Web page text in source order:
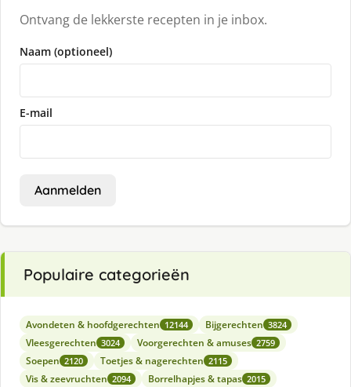
Ontvang de lekkerste recepten in je inbox.
Naam (optioneel)
E-mail
Aanmelden
Populaire categorieën
Avondeten & hoofdgerechten 12144 Bijgerechten 3824
Vleesgerechten 3024 Voorgerechten & amuses 2759
Soepen 2120 Toetjes & nagerechten 2115
Vis & zeevruchten 2094 Borrelhapjes & tapas 2015